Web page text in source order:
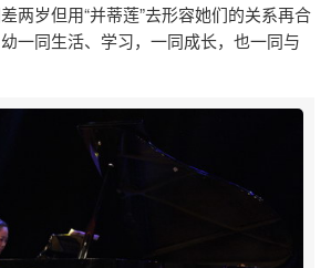
两岁但用“并蒂莲”去形容她们的关系再合
一同生活、学习，一同成长，也一同与